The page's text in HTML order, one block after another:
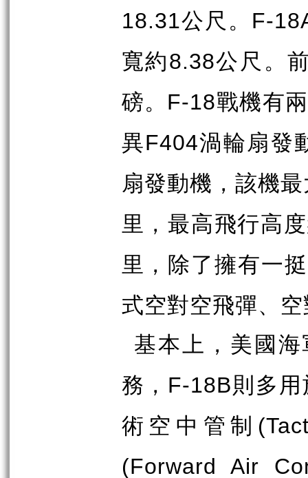
18.31公尺。 F-
寬約8.38公尺。
磅。
F-18戰機有
異F404渦輪扇發
扇發動機，該機
里，最高飛行高
里，除了擁有一
式空對空飛彈、
基本上，美國
務， F-18B則多
術空中管制
(Forward Air